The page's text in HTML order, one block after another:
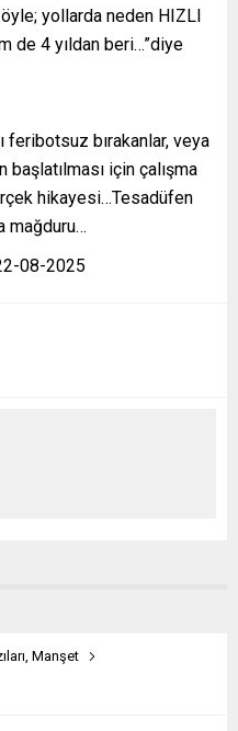
yollarda neden HIZLI
de 4 yıldan beri…”diye
feribotsuz bırakanlar, veya
başlatılması için çalışma
hikayesi…Tesadüfen
mağduru…
08-2025
, Manşet